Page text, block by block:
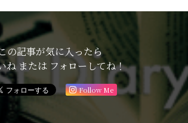
の記事が気に入ったら
ね または フォローしてね！
Follow Me